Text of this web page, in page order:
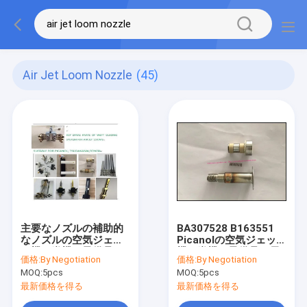
Air Jet Loom Nozzle (45)
主要なノズルの補助的
なノズルの空気ジェッ
編む織機の予備品
価格:By Negotiation
MOQ:5pcs
最新価格を得る
BA307528 B163551
Picanolの空気ジェット
い耐用年数
価格:By Negotiation
MOQ:5pcs
最新価格を得る